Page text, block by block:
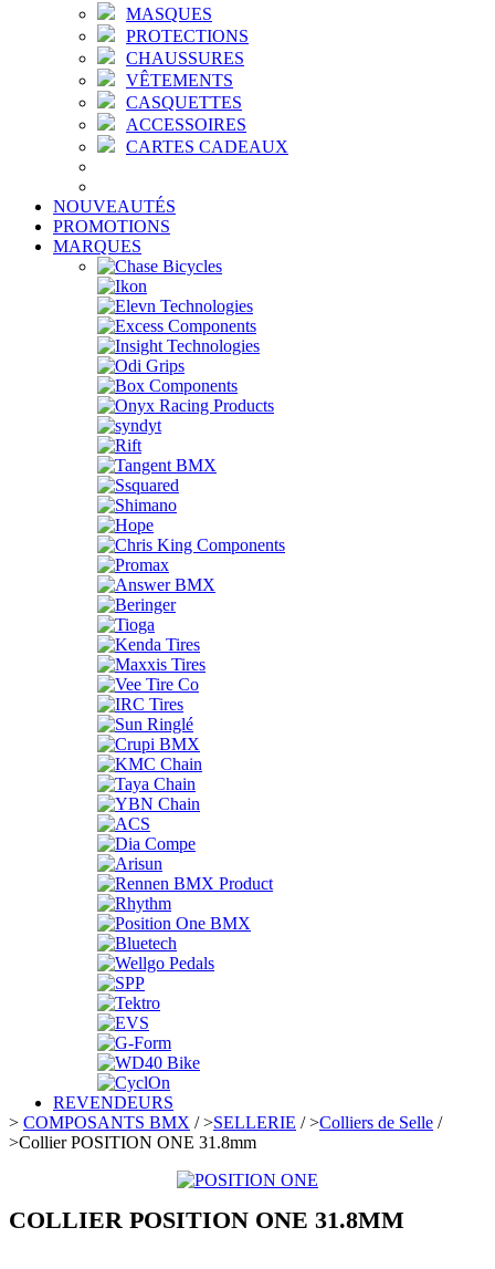
MASQUES
PROTECTIONS
CHAUSSURES
VÊTEMENTS
CASQUETTES
ACCESSOIRES
CARTES CADEAUX
NOUVEAUTÉS
PROMOTIONS
MARQUES
REVENDEURS
> COMPOSANTS BMX />SELLERIE />Colliers de Selle /
>Collier POSITION ONE 31.8mm
COLLIER POSITION ONE 31.8MM